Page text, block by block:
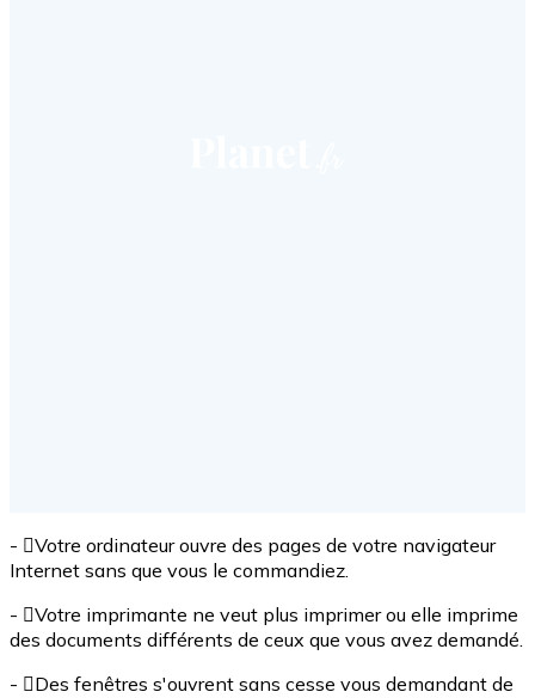
- Votre ordinateur ouvre des pages de votre navigateur
Internet sans que vous le commandiez.
- Votre imprimante ne veut plus imprimer ou elle imprime
des documents différents de ceux que vous avez demandé.
- Des fenêtres s'ouvrent sans cesse vous demandant de